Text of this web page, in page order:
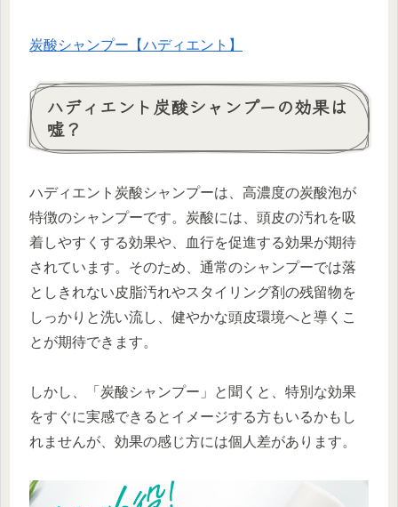
炭酸シャンプー【ハディエント】
ハディエント炭酸シャンプーの効果は
嘘？
ハディエント炭酸シャンプーは、高濃度の炭酸泡が
特徴のシャンプーです。炭酸には、頭皮の汚れを吸
着しやすくする効果や、血行を促進する効果が期待
されています。そのため、通常のシャンプーでは落
としきれない皮脂汚れやスタイリング剤の残留物を
しっかりと洗い流し、健やかな頭皮環境へと導くこ
とが期待できます。
しかし、「炭酸シャンプー」と聞くと、特別な効果
をすぐに実感できるとイメージする方もいるかもし
れませんが、効果の感じ方には個人差があります。